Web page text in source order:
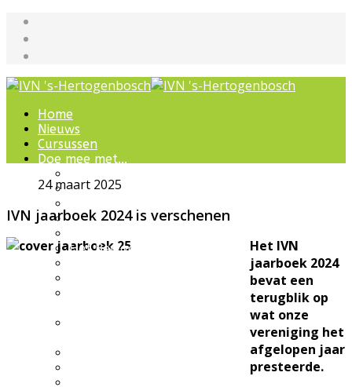
Home
Nieuws
Cursussen
Doe mee met...
IVN natuurcursussen
Landschapsbeheer
Het Bewaarde Land
24 maart 2025
IVN jaarboek 2024 is verschenen
Het IVN
jaarboek 2024
bevat een
terugblik op
wat onze
vereniging het
afgelopen jaar
presteerde.